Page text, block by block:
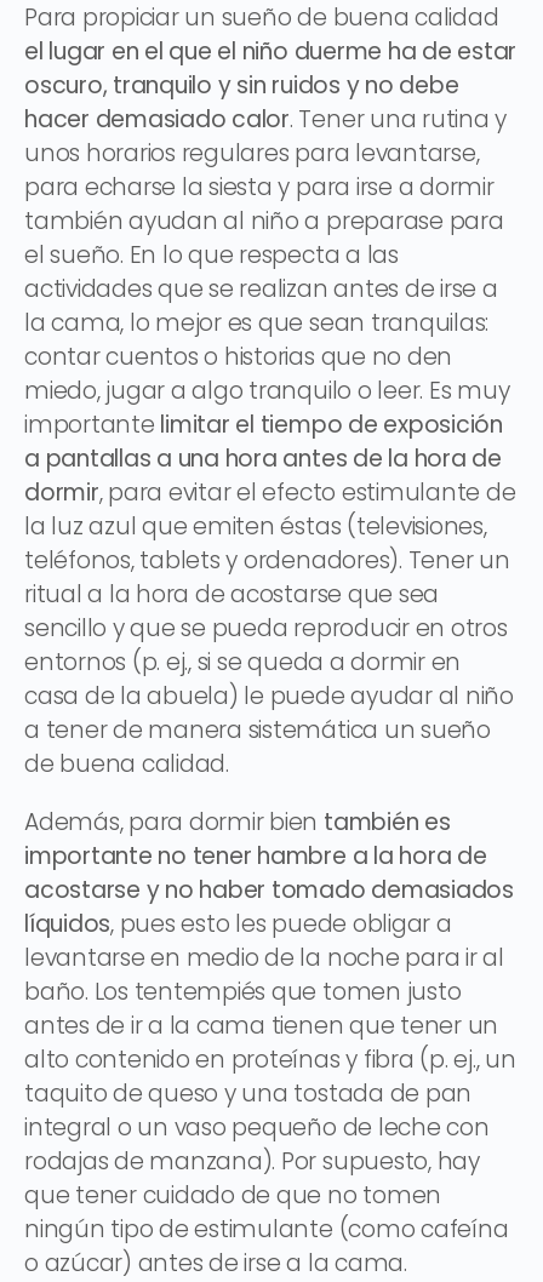
Para propiciar un sueño de buena calidad
el lugar en el que el niño duerme ha de estar
oscuro, tranquilo y sin ruidos y no debe
hacer demasiado calor. Tener una rutina y
unos horarios regulares para levantarse,
para echarse la siesta y para irse a dormir
también ayudan al niño a preparase para
el sueño. En lo que respecta a las
actividades que se realizan antes de irse a
la cama, lo mejor es que sean tranquilas:
contar cuentos o historias que no den
miedo, jugar a algo tranquilo o leer. Es muy
importante limitar el tiempo de exposición
a pantallas a una hora antes de la hora de
dormir, para evitar el efecto estimulante de
la luz azul que emiten éstas (televisiones,
teléfonos, tablets y ordenadores). Tener un
ritual a la hora de acostarse que sea
sencillo y que se pueda reproducir en otros
entornos (p. ej., si se queda a dormir en
casa de la abuela) le puede ayudar al niño
a tener de manera sistemática un sueño
de buena calidad.
Además, para dormir bien también es
importante no tener hambre a la hora de
acostarse y no haber tomado demasiados
líquidos, pues esto les puede obligar a
levantarse en medio de la noche para ir al
baño. Los tentempiés que tomen justo
antes de ir a la cama tienen que tener un
alto contenido en proteínas y fibra (p. ej., un
taquito de queso y una tostada de pan
integral o un vaso pequeño de leche con
rodajas de manzana). Por supuesto, hay
que tener cuidado de que no tomen
ningún tipo de estimulante (como cafeína
o azúcar) antes de irse a la cama.